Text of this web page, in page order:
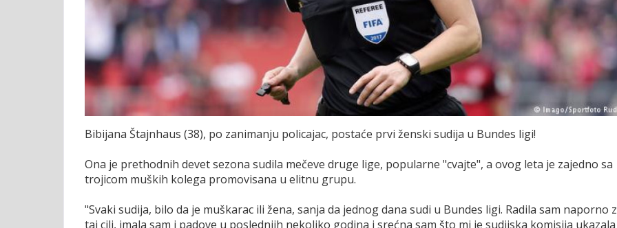
Bibijana Štajnhaus (38), po zanimanju policajac, postaće prvi ženski sudija u Bundes ligi!
Ona je prethodnih devet sezona sudila mečeve druge lige, popularne "cvajte", a ovog leta je zajedno sa
trojicom muških kolega promovisana u elitnu grupu.
"Svaki sudija, bilo da je muškarac ili žena, sanja da jednog dana sudi u Bundes ligi. Radila sam naporno
taj cilj, imala sam i padove u poslednjih nekoliko godina i srećna sam što mi je sudijska komisija ukazala